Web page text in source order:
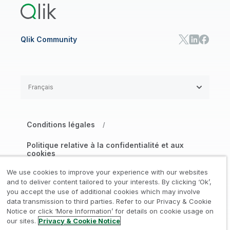
Qlik Community
Conditions légales /
Politique relative à la confidentialité et aux
cookies
Marques déposées / Confiance /
Conditions d’utilisation /
Gérer mes préférences de consentement
Français
We use cookies to improve your experience with our websites
and to deliver content tailored to your interests. By clicking ‘Ok’,
you accept the use of additional cookies which may involve
data transmission to third parties. Refer to our Privacy & Cookie
Notice or click ‘More Information’ for details on cookie usage on
our sites. Privacy & Cookie Notice